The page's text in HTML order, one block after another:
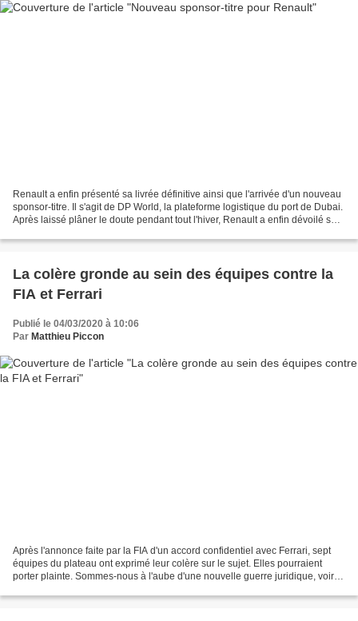
Renault a enfin présenté sa livrée définitive ainsi que l'arrivée d'un nouveau
sponsor-titre. Il s'agit de DP World, la plateforme logistique du port de Dubai.
Après laissé plâner le doute pendant tout l'hiver, Renault a enfin dévoilé sa
La colère gronde au sein des équipes contre la
FIA et Ferrari
Publié le 04/03/2020 à 10:06
Par Matthieu Piccon
Après l'annonce faite par la FIA d'un accord confidentiel avec Ferrari, sept
équipes du plateau ont exprimé leur colère sur le sujet. Elles pourraient
porter plainte. Sommes-nous à l'aube d'une nouvelle guerre juridique, voire